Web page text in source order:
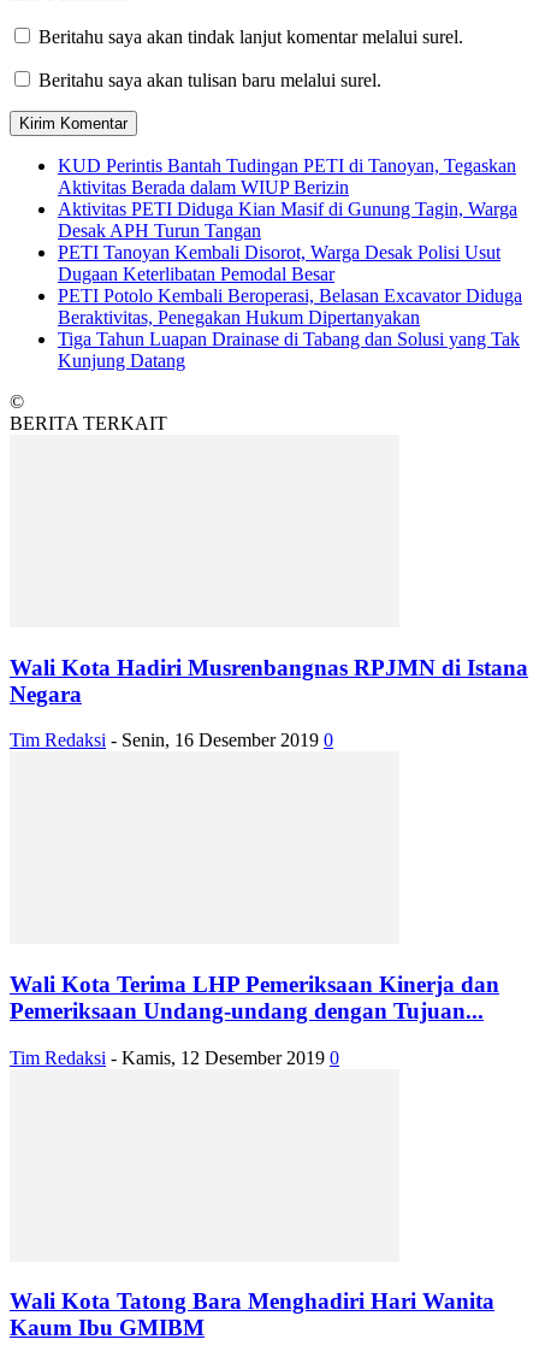
Beritahu saya akan tindak lanjut komentar melalui surel.
Beritahu saya akan tulisan baru melalui surel.
KUD Perintis Bantah Tudingan PETI di Tanoyan, Tegaskan
Aktivitas Berada dalam WIUP Berizin
Aktivitas PETI Diduga Kian Masif di Gunung Tagin, Warga
Desak APH Turun Tangan
PETI Tanoyan Kembali Disorot, Warga Desak Polisi Usut
Dugaan Keterlibatan Pemodal Besar
PETI Potolo Kembali Beroperasi, Belasan Excavator Diduga
Beraktivitas, Penegakan Hukum Dipertanyakan
Tiga Tahun Luapan Drainase di Tabang dan Solusi yang Tak
Kunjung Datang
©
BERITA TERKAIT
Wali Kota Hadiri Musrenbangnas RPJMN di Istana
Negara
Tim Redaksi - Senin, 16 Desember 2019 0
Wali Kota Terima LHP Pemeriksaan Kinerja dan
Pemeriksaan Undang-undang dengan Tujuan...
Tim Redaksi - Kamis, 12 Desember 2019 0
Wali Kota Tatong Bara Menghadiri Hari Wanita
Kaum Ibu GMIBM